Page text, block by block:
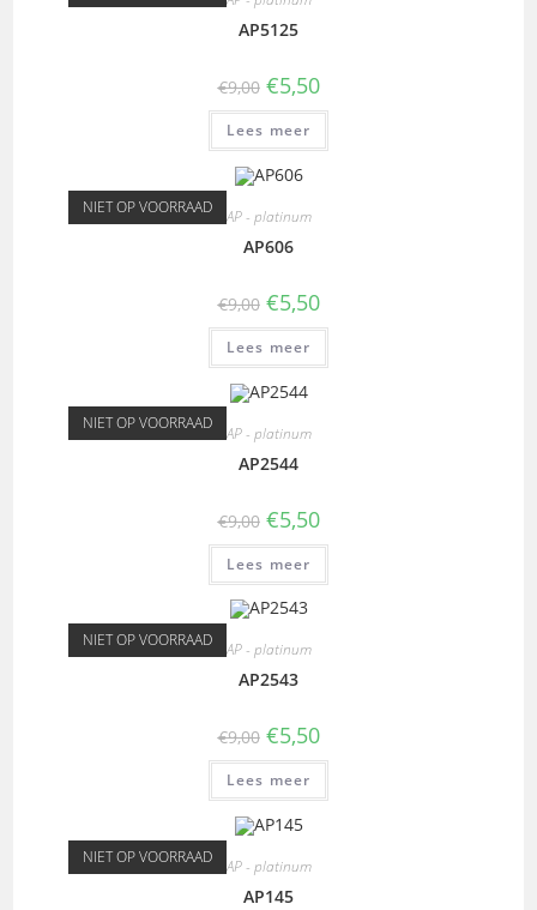
AP5125
€9,00 €5,50
Lees meer
NIET OP VOORRAAD AP - platinum
AP606
€9,00 €5,50
Lees meer
NIET OP VOORRAAD AP - platinum
AP2544
€9,00 €5,50
Lees meer
NIET OP VOORRAAD AP - platinum
AP2543
€9,00 €5,50
Lees meer
NIET OP VOORRAAD AP - platinum
AP145